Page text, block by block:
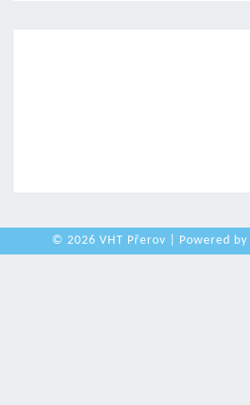
© 2026 VHT Přerov | Powered by